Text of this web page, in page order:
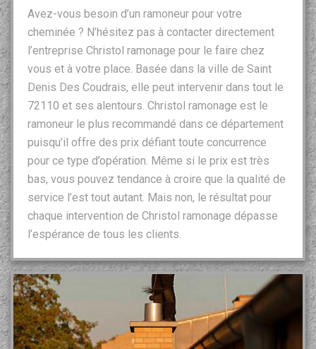
Avez-vous besoin d’un ramoneur pour votre
cheminée ? N’hésitez pas à contacter directement
l’entreprise Christol ramonage pour le faire chez
vous et à votre place. Basée dans la ville de Saint
Denis Des Coudrais, elle peut intervenir dans tout le
72110 et ses alentours. Christol ramonage est le
ramoneur le plus recommandé dans ce département
puisqu’il offre des prix défiant toute concurrence
pour ce type d’opération. Même si le prix est très
bas, vous pouvez tendance à croire que la qualité de
service l’est tout autant. Mais non, le résultat pour
chaque intervention de Christol ramonage dépasse
l’espérance de tous les clients.